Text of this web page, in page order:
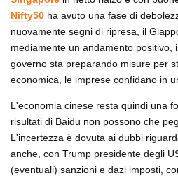
Nifty50 ha avuto una fase di
nuovamente segni di ripresa, il
mediamente un andamento positivo,
governo sta preparando misure per
economica, le imprese confidano in
L'economia cinese resta quindi una
risultati di Baidu non possono che
L'incertezza è dovuta ai dubbi
anche, con Trump presidente degli
(eventuali) sanzioni e dazi imposti,